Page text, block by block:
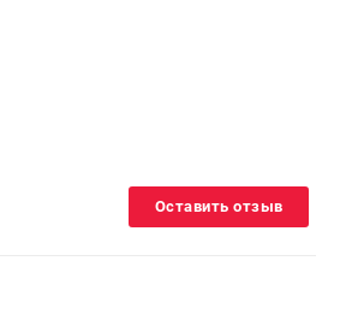
Оставить отзыв